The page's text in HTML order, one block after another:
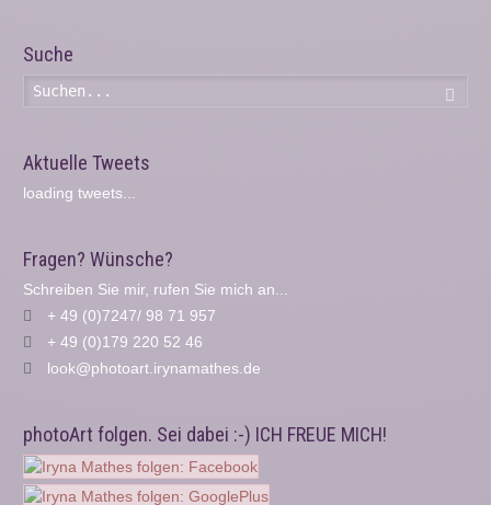
Suche
Aktuelle Tweets
loading tweets...
Fragen? Wünsche?
Schreiben Sie mir, rufen Sie mich an...
+ 49 (0)7247/ 98 71 957
+ 49 (0)179 220 52 46
look@photoart.irynamathes.de
photoArt folgen. Sei dabei :-) ICH FREUE MICH!